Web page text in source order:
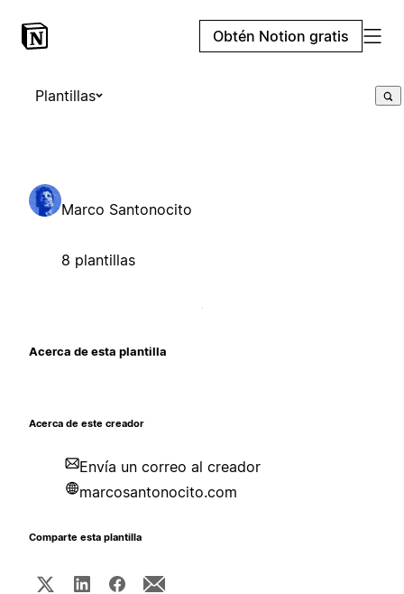
Obtén Notion gratis
Plantillas
Marco Santonocito
8 plantillas
Acerca de esta plantilla
Acerca de este creador
Envía un correo al creador
marcosantonocito.com
Comparte esta plantilla